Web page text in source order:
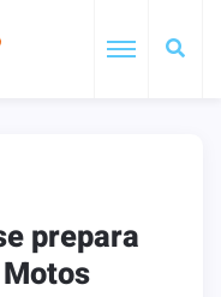
prepara